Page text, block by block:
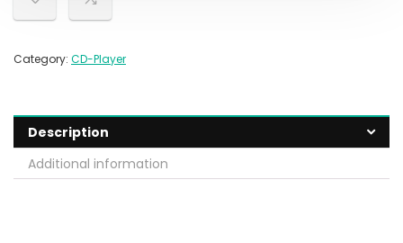
Category: CD-Player
Description
Additional information